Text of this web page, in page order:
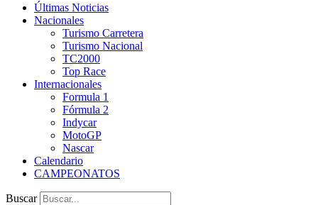
Últimas Noticias
Nacionales
Turismo Carretera
Turismo Nacional
TC2000
Top Race
Internacionales
Formula 1
Fórmula 2
Indycar
MotoGP
Nascar
Calendario
CAMPEONATOS
Buscar